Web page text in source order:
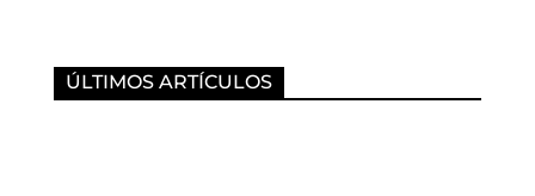
ÚLTIMOS ARTÍCULOS